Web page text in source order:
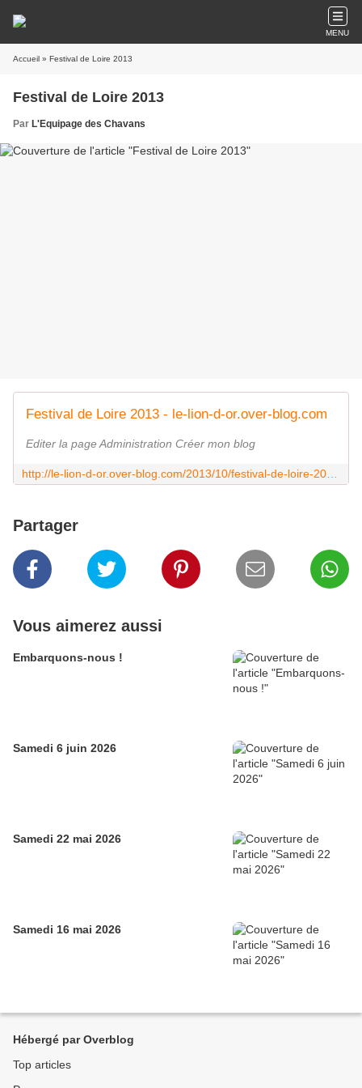
MENU
Accueil » Festival de Loire 2013
Festival de Loire 2013
Par L'Equipage des Chavans
Festival de Loire 2013 - le-lion-d-or.over-blog.com
Editer la page Administration Créer mon blog
Partager
Vous aimerez aussi
Embarquons-nous !
Samedi 6 juin 2026
Samedi 22 mai 2026
Samedi 16 mai 2026
Hébergé par Overblog
Top articles